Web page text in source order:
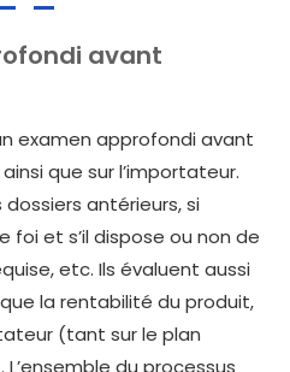
avant
examen approfondi avant
que sur l’importateur.
antérieurs, si
foi et s’il dispose ou non de
etc. Ils évaluent aussi
la rentabilité du produit,
(tant sur le plan
du processus